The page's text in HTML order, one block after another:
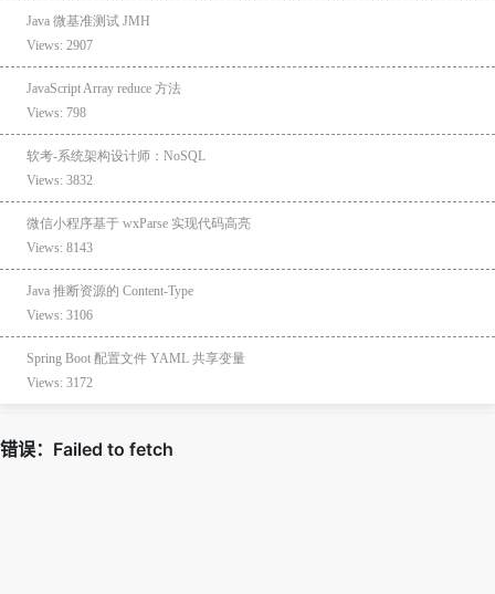
Java 微基准测试 JMH
Views: 2907
JavaScript Array reduce 方法
Views: 798
软考-系统架构设计师：NoSQL
Views: 3832
微信小程序基于 wxParse 实现代码高亮
Views: 8143
Java 推断资源的 Content-Type
Views: 3106
Spring Boot 配置文件 YAML 共享变量
Views: 3172